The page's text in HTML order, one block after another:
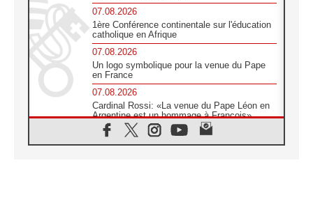
07.08.2026
1ère Conférence continentale sur l'éducation
catholique en Afrique
07.08.2026
Un logo symbolique pour la venue du Pape
en France
07.08.2026
Cardinal Rossi: «La venue du Pape Léon en
Argentine est un hommage à François»
07.08.2026
Hiroshima et Nagasaki, 81 ans après,